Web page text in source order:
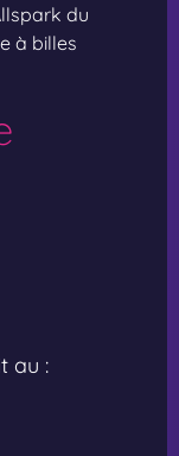
du
à billes
au :